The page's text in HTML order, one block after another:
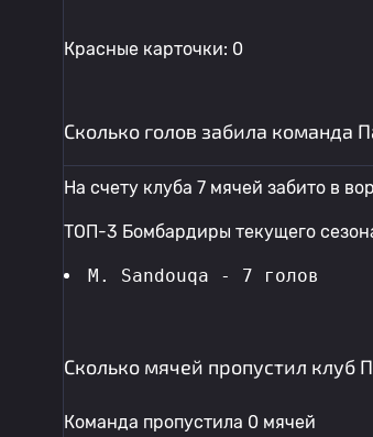
Красные карточки: 0
Сколько голов забила команда
На счету клуба 7 мячей забито в
ТОП-3 Бомбардиры текущего
M. Sandouqa - 7 голов
Сколько мячей пропустил клуб
Команда пропустила 0 мячей